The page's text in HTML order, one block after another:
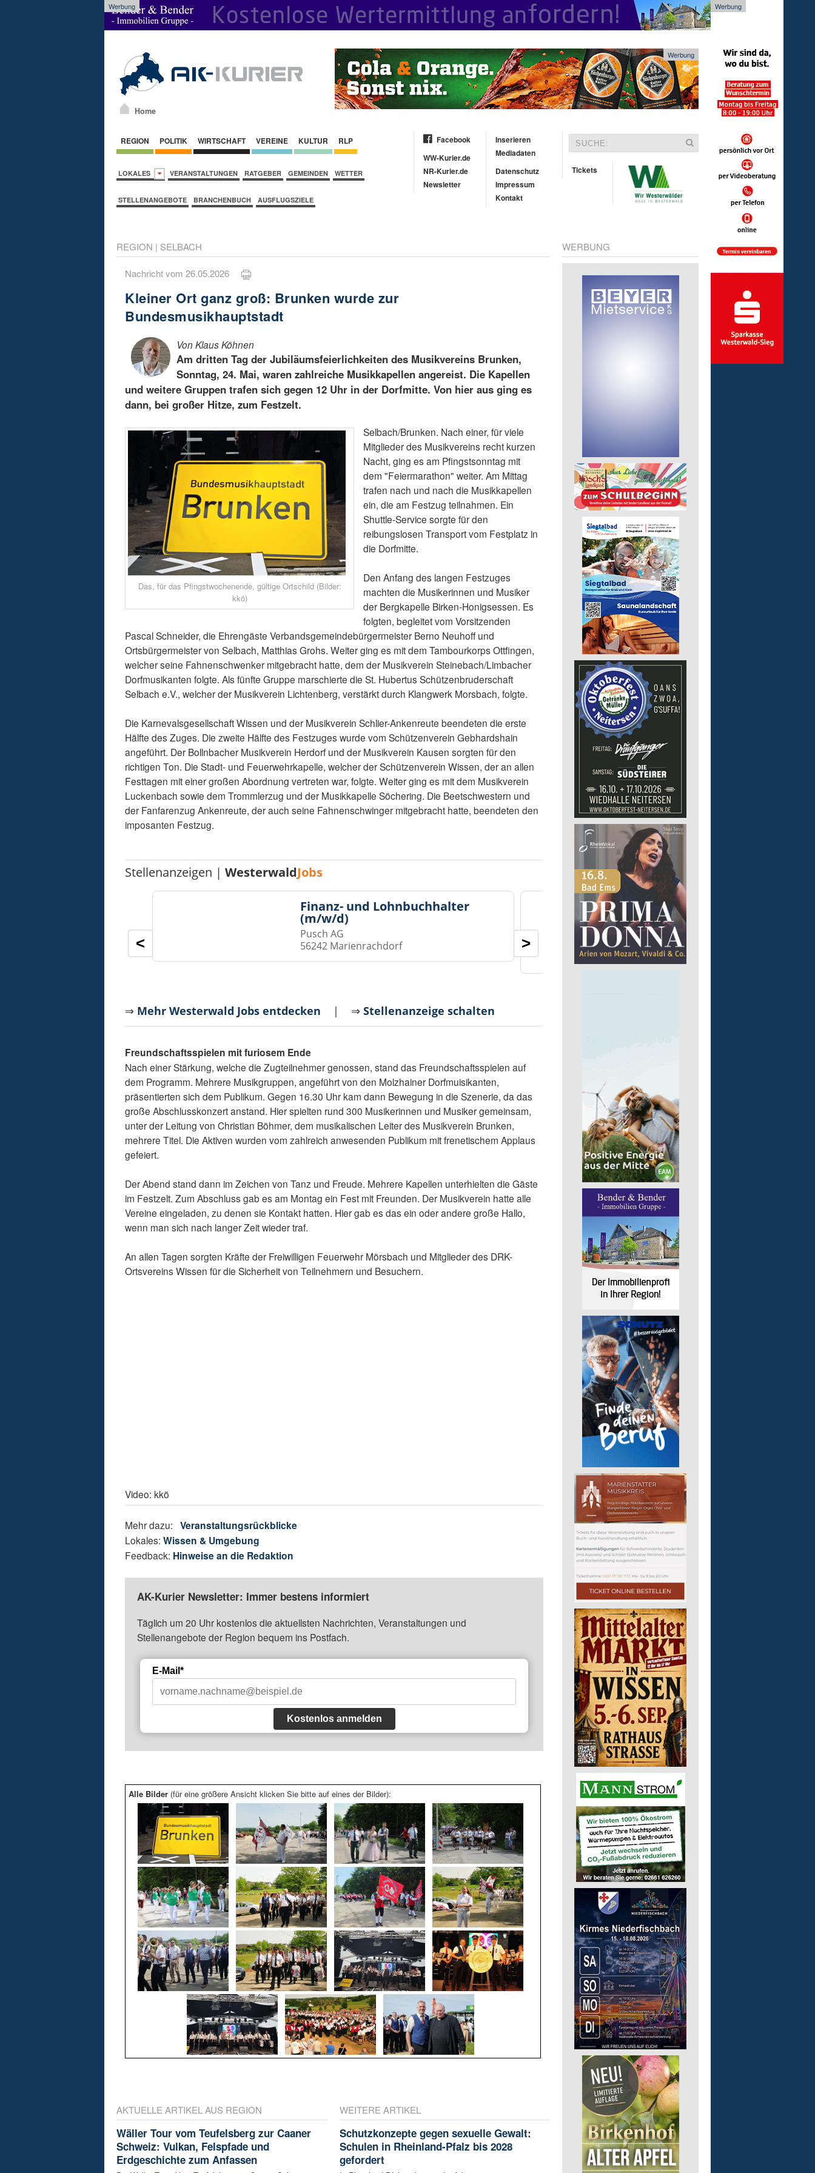
Werbung Werbung
Home
Werbung
REGION POLITIK WIRTSCHAFT VEREINE KULTUR RLP
LOKALES VERANSTALTUNGEN RATGEBER GEMEINDEN WETTER
STELLENANGEBOTE BRANCHENBUCH AUSFLUGSZIELE
Facebook
WW-Kurier.de
NR-Kurier.de
Newsletter
Inserieren
Mediadaten
Datenschutz
Impressum
Kontakt
Tickets
REGION | SELBACH
Nachricht vom 26.05.2026
Kleiner Ort ganz groß: Brunken wurde zur
Bundesmusikhauptstadt
Von Klaus Köhnen
Am dritten Tag der Jubiläumsfeierlichkeiten des Musikvereins Brunken,
Sonntag, 24. Mai, waren zahlreiche Musikkapellen angereist. Die Kapellen
und weitere Gruppen trafen sich gegen 12 Uhr in der Dorfmitte. Von hier aus ging es
dann, bei großer Hitze, zum Festzelt.
Das, für das Pfingstwochenende, gültige Ortschild (Bilder:
kkö)
Selbach/Brunken. Nach einer, für viele
Mitglieder des Musikvereins recht kurzen
Nacht, ging es am Pfingstsonntag mit
dem "Feiermarathon" weiter. Am Mittag
trafen nach und nach die Musikkapellen
ein, die am Festzug teilnahmen. Ein
Shuttle-Service sorgte für den
reibungslosen Transport vom Festplatz in
die Dorfmitte.
Den Anfang des langen Festzuges
machten die Musikerinnen und Musiker
der Bergkapelle Birken-Honigsessen. Es
folgten, begleitet vom Vorsitzenden
Pascal Schneider, die Ehrengäste Verbandsgemeindebürgermeister Berno Neuhoff und
Ortsbürgermeister von Selbach, Matthias Grohs. Weiter ging es mit dem Tambourkorps Ottfingen,
welcher seine Fahnenschwenker mitgebracht hatte, dem der Musikverein Steinebach/Limbacher
Dorfmusikanten folgte. Als fünfte Gruppe marschierte die St. Hubertus Schützenbruderschaft
Selbach e.V., welcher der Musikverein Lichtenberg, verstärkt durch Klangwerk Morsbach, folgte.
Die Karnevalsgesellschaft Wissen und der Musikverein Schlier-Ankenreute beendeten die erste
Hälfte des Zuges. Die zweite Hälfte des Festzuges wurde vom Schützenverein Gebhardshain
angeführt. Der Bollnbacher Musikverein Herdorf und der Musikverein Kausen sorgten für den
richtigen Ton. Die Stadt- und Feuerwehrkapelle, welcher der Schützenverein Wissen, der an allen
Festtagen mit einer großen Abordnung vertreten war, folgte. Weiter ging es mit dem Musikverein
Luckenbach sowie dem Trommlerzug und der Musikkapelle Söchering. Die Beetschwestern und
der Fanfarenzug Ankenreute, der auch seine Fahnenschwinger mitgebracht hatte, beendeten den
imposanten Festzug.
Stellenanzeigen |WesterwaldJobs
Finanz- und Lohnbuchhalter
(m/w/d)
Pusch AG
56242 Marienrachdorf
pädagogische
in Teilzeit
Lebenshilfe im Landkreis
GmbH
57518 Alsdorf
< >
⇒ Mehr Westerwald Jobs entdecken | ⇒Stellenanzeige schalten
Freundschaftsspielen mit furiosem Ende
Nach einer Stärkung, welche die Zugteilnehmer genossen, stand das Freundschaftsspielen auf
dem Programm. Mehrere Musikgruppen, angeführt von den Molzhainer Dorfmuisikanten,
präsentierten sich dem Publikum. Gegen 16.30 Uhr kam dann Bewegung in die Szenerie, da das
große Abschlusskonzert anstand. Hier spielten rund 300 Musikerinnen und Musiker gemeinsam,
unter der Leitung von Christian Böhmer, dem musikalischen Leiter des Musikverein Brunken,
mehrere Titel. Die Aktiven wurden vom zahlreich anwesenden Publikum mit frenetischem Applaus
gefeiert.
Der Abend stand dann im Zeichen von Tanz und Freude. Mehrere Kapellen unterhielten die Gäste
im Festzelt. Zum Abschluss gab es am Montag ein Fest mit Freunden. Der Musikverein hatte alle
Vereine eingeladen, zu denen sie Kontakt hatten. Hier gab es das ein oder andere große Hallo,
wenn man sich nach langer Zeit wieder traf.
An allen Tagen sorgten Kräfte der Freiwilligen Feuerwehr Mörsbach und Mitglieder des DRK-
Ortsvereins Wissen für die Sicherheit von Teilnehmern und Besuchern.
Video: kkö
Mehr dazu:Veranstaltungsrückblicke
Lokales:Wissen & Umgebung
Feedback: Hinweise an die Redaktion
AK-Kurier Newsletter: Immer bestens informiert
Täglich um 20 Uhr kostenlos die aktuellsten Nachrichten, Veranstaltungen und
Stellenangebote der Region bequem ins Postfach.
E-Mail*
Kostenlos anmelden
Alle Bilder (für eine größere Ansicht klicken Sie bitte auf eines der Bilder):
AKTUELLE ARTIKEL AUS REGION
Wäller Tour vom Teufelsberg zur Caaner
Schweiz: Vulkan, Felspfade und
Erdgeschichte zum Anfassen
WEITERE ARTIKEL
Schutzkonzepte gegen sexuelle Gewalt:
Schulen in Rheinland-Pfalz bis 2028
gefordert
WERBUNG